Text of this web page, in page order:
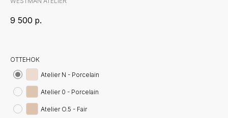
9 500 р.
ОТТЕНОК
Atelier N - Porcelain
Atelier 0 - Porcelain
Atelier O.5 - Fair